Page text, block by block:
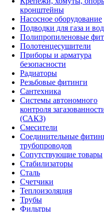
кронштейны
Насосное оборудование
Подводки для газа и
Полипропиленовые
Полотенцесушители
Приборы и арматура
безопасности
Радиаторы
Резьбовые фитинги
Сантехника
Системы автономного
контроля
(САКЗ)
Смесители
Соединительные
трубопроводов
Сопутствующие товары
Стабилизаторы
Сталь
Счетчики
Теплоизоляция
Трубы
Фильтры